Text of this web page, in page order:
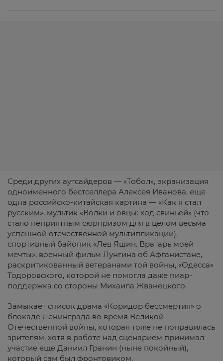
Среди других аутсайдеров — «Тобол», экранизация
одноименного бестселлера Алексея Иванова, еще
одна российско-китайская картина — «Как я стал
русским», мультик «Волки и овцы: ход свиньей» (что
стало неприятным сюрпризом для в целом весьма
успешной отечественной мультипликации),
спортивный байопик «Лев Яшин. Вратарь моей
мечты», военный фильм Лунгина об Афганистане,
раскритикованный ветеранами той войны, «Одесса»
Тодоровского, которой не помогла даже пиар-
поддержка со стороны Михаила Жванецкого.
Замыкает список драма «Коридор бессмертия» о
блокаде Ленинграда во время Великой
Отечественной войны, которая тоже не понравилась
зрителям, хотя в работе над сценарием принимал
участие еще Даниил Гранин (ныне покойный),
который сам был фронтовиком.